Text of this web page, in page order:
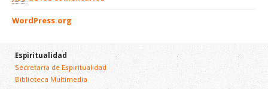
WordPress.org
Espiritualidad
Secretaría de Espiritualidad
Biblioteca Multimedia